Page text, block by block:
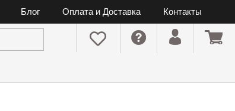
Блог Оплата и Доставка Контакты